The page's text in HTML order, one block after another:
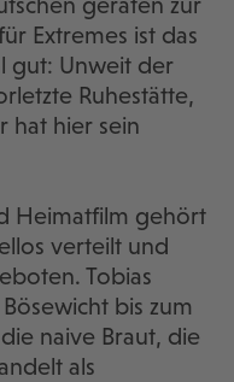
Extremes ist das
gut: Unweit der
Ruhestätte,
hat hier sein
Heimatfilm gehört
verteilt und
Tobias
bis zum
naive Braut, die
als